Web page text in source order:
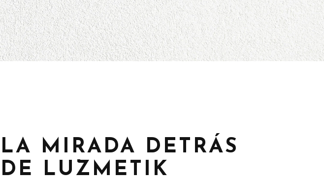
LA MIRADA DETRÁS
DE LUZMETIK